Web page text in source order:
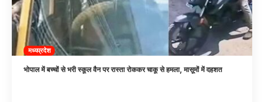
मध्यप्रदेश
भोपाल में बच्चों से भरी स्कूल वैन पर रास्ता रोककर चाकू से हमला, मासूमों में दहशत